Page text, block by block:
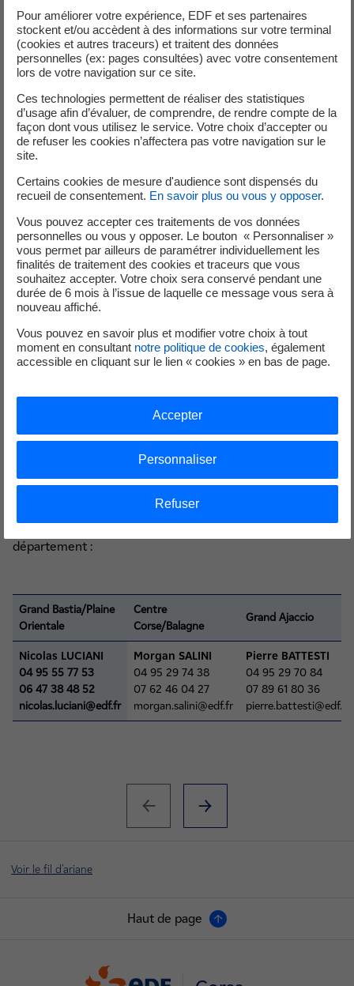
par la R&D EDF, étudient à vos côtés votre
situation et votre projet afin d’évaluer vos besoins
avec justesse et vous proposer des solutions
innovantes
les aides financières :
accompagnent financièrement dans vos
démarches d’économie d’énergie, pour vous
permettre d’amortir plus rapidement votre projet
une vision économique globale de votre projet
(coût d’investissement, taux de rentabilité interne
et business plan).
les économies :nous vous aidons à choisir et à
mettre en place les solutions qui vous
permettront de réduire vos factures d’électricité,
avec un retour sur investissement optimum
geste fort pour la préservation de notre île. Réduisez dès
aujourd’hui vos consommations d’électricité et devenez un
Corse.
Pour plus d'informations
Contactez le conseiller « Efficacité énergétique » de votre
département :
Grand Bastia/Plaine
Orientale
Centre
Corse/Balagne
Grand Ajaccio
Nicolas LUCIANI
04 95 55 77 53
06 47 38 48 52
nicolas.luciani@edf.fr
Morgan SALINI
04 95 29 74 38
07 62 46 04 27
morgan.salini@edf.fr
Pierre BATTESTI
04 95 29 70 84
07 89 61 80 36
pierre.battesti@edf.fr
Voir le fil d'ariane
Haut de page
Pour améliorer votre expérience, EDF et ses partenaires
stockent et/ou accèdent à des informations sur votre terminal
(cookies et autres traceurs) et traitent des données
personnelles (ex: pages consultées) avec votre consentement
lors de votre navigation sur ce site.
Ces technologies permettent de réaliser des statistiques
d’usage afin d’évaluer, de comprendre, de rendre compte de la
façon dont vous utilisez le service. Votre choix d’accepter ou
de refuser les cookies n’affectera pas votre navigation sur le
site.
Certains cookies de mesure d'audience sont dispensés du
recueil de consentement. En savoir plus ou vous y opposer.
Vous pouvez accepter ces traitements de vos données
personnelles ou vous y opposer. Le bouton « Personnaliser »
vous permet par ailleurs de paramétrer individuellement les
finalités de traitement des cookies et traceurs que vous
souhaitez accepter. Votre choix sera conservé pendant une
durée de 6 mois à l’issue de laquelle ce message vous sera à
nouveau affiché.
Vous pouvez en savoir plus et modifier votre choix à tout
moment en consultant notre politique de cookies, également
accessible en cliquant sur le lien « cookies » en bas de page.
Refuser
Personnaliser
Accepter